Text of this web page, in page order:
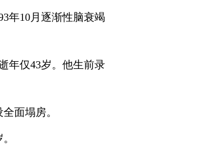
年10月逐渐性脑衰竭
年仅43岁。他生前录
面塌房。